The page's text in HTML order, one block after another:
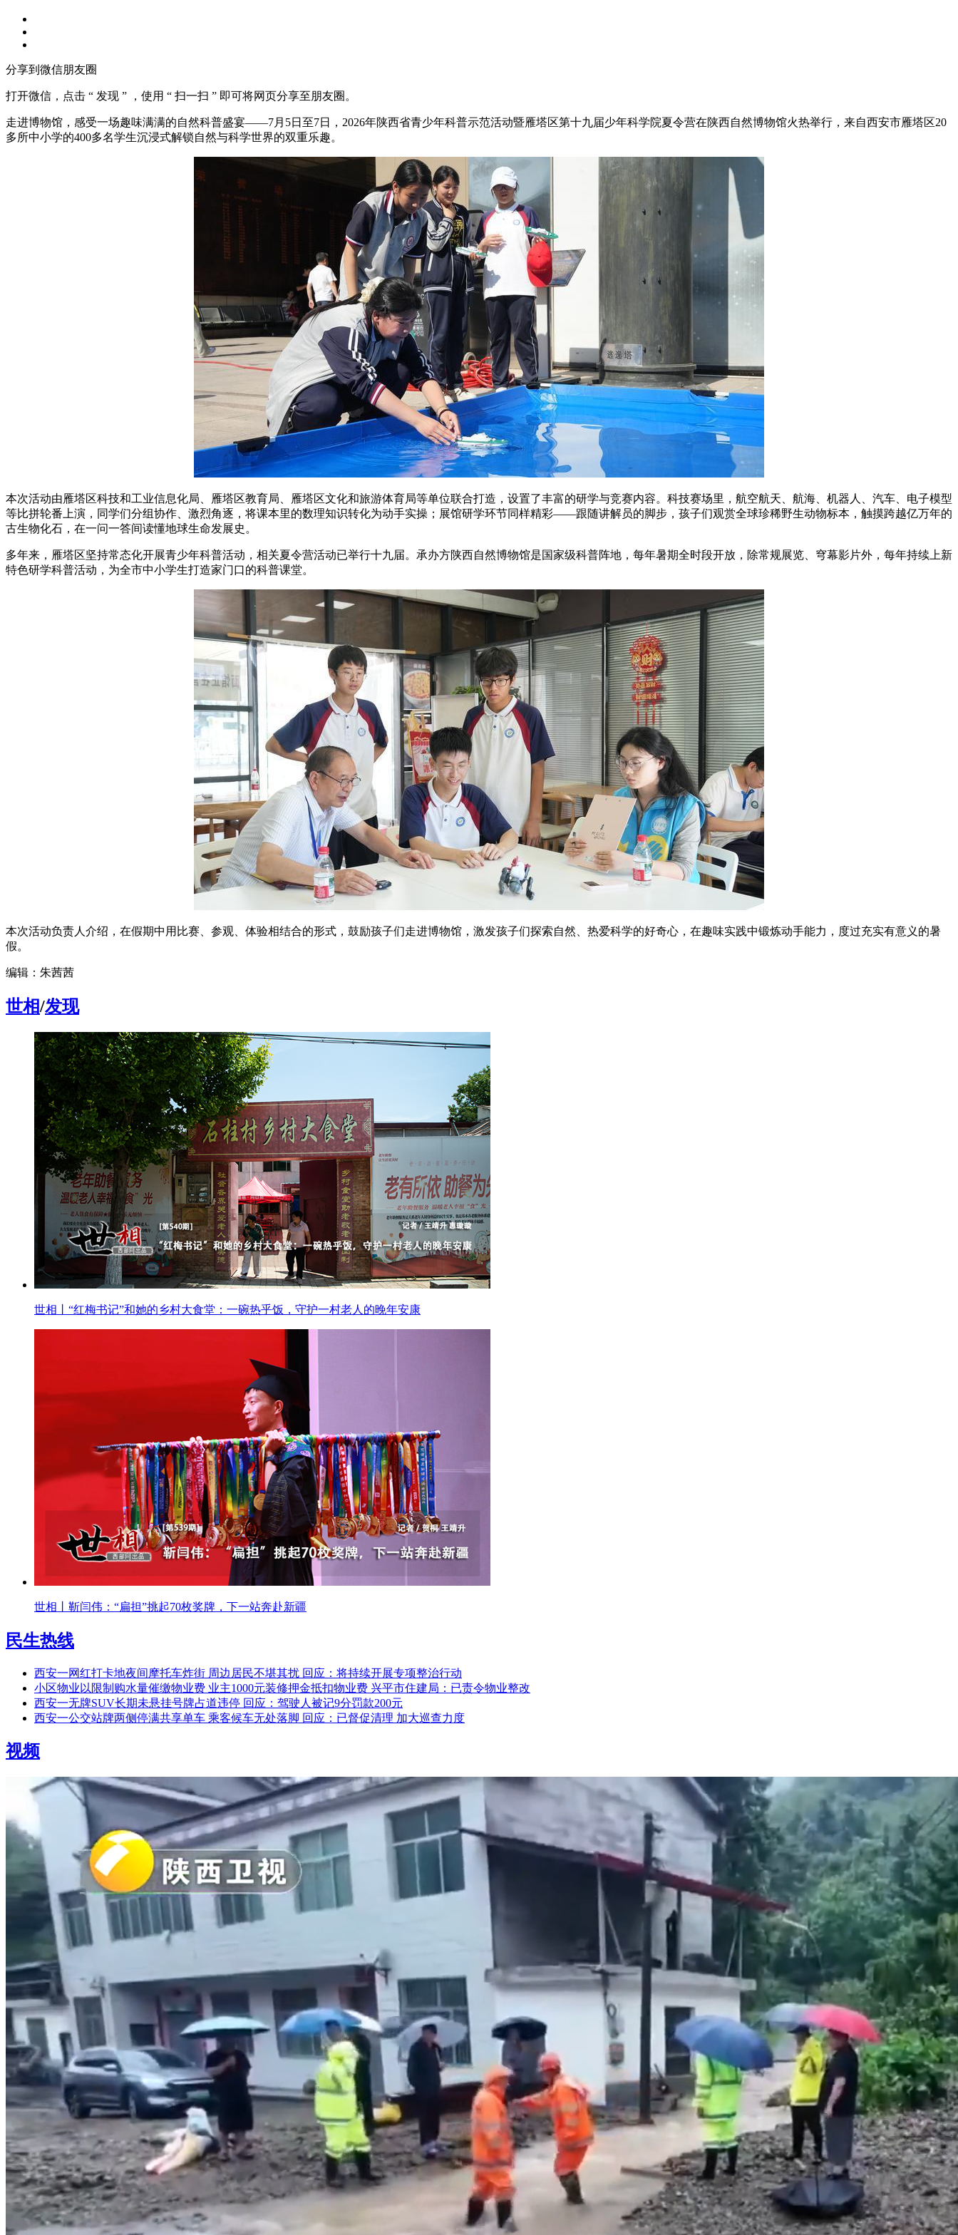
分享到微信朋友圈
打开微信，点击 “ 发现 ” ，使用 “ 扫一扫 ” 即可将网页分享至朋友圈。
走进博物馆，感受一场趣味满满的自然科普盛宴——7月5日至7日，2026年陕西省青少年科普示范活动暨雁塔区第十九届少年科学院夏令营在陕西自然博物馆火热举行，来自西安市雁塔区20
多所中小学的400多名学生沉浸式解锁自然与科学世界的双重乐趣。
本次活动由雁塔区科技和工业信息化局、雁塔区教育局、雁塔区文化和旅游体育局等单位联合打造，设置了丰富的研学与竞赛内容。科技赛场里，航空航天、航海、机器人、汽车、电子模型
等比拼轮番上演，同学们分组协作、激烈角逐，将课本里的数理知识转化为动手实操；展馆研学环节同样精彩——跟随讲解员的脚步，孩子们观赏全球珍稀野生动物标本，触摸跨越亿万年的
古生物化石，在一问一答间读懂地球生命发展史。
多年来，雁塔区坚持常态化开展青少年科普活动，相关夏令营活动已举行十九届。承办方陕西自然博物馆是国家级科普阵地，每年暑期全时段开放，除常规展览、穹幕影片外，每年持续上新
特色研学科普活动，为全市中小学生打造家门口的科普课堂。
本次活动负责人介绍，在假期中用比赛、参观、体验相结合的形式，鼓励孩子们走进博物馆，激发孩子们探索自然、热爱科学的好奇心，在趣味实践中锻炼动手能力，度过充实有意义的暑
假。
编辑：朱茜茜
世相/发现
世相丨“红梅书记”和她的乡村大食堂：一碗热乎饭，守护一村老人的晚年安康
世相丨靳闫伟：“扁担”挑起70枚奖牌，下一站奔赴新疆
民生热线
西安一网红打卡地夜间摩托车炸街 周边居民不堪其扰 回应：将持续开展专项整治行动
小区物业以限制购水量催缴物业费 业主1000元装修押金抵扣物业费 兴平市住建局：已责令物业整改
西安一无牌SUV长期未悬挂号牌占道违停 回应：驾驶人被记9分罚款200元
西安一公交站牌两侧停满共享单车 乘客候车无处落脚 回应：已督促清理 加大巡查力度
视频